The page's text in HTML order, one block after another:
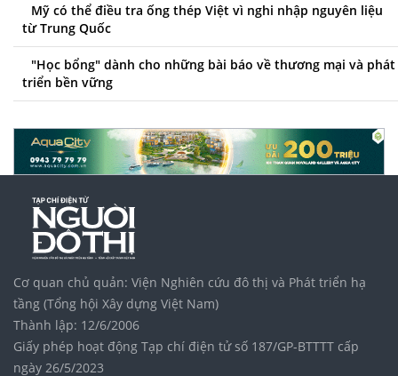
Mỹ có thể điều tra ống thép Việt vì nghi nhập nguyên liệu
từ Trung Quốc
"Học bổng" dành cho những bài báo về thương mại và phát
triển bền vững
Cơ quan chủ quản: Viện Nghiên cứu đô thị và Phát triển hạ
tầng (Tổng hội Xây dựng Việt Nam)
Thành lập: 12/6/2006
Giấy phép hoạt động Tạp chí điện tử số 187/GP-BTTTT cấp
ngày 26/5/2023